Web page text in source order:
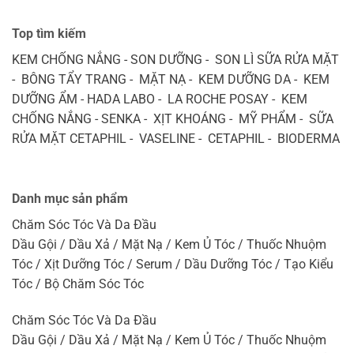
Top tìm kiếm
KEM CHỐNG NẮNG - SON DƯỠNG - SON LÌ SỮA RỬA MẶT
- BÔNG TẨY TRANG - MẶT NẠ - KEM DƯỠNG DA - KEM
DƯỠNG ẨM - HADA LABO - LA ROCHE POSAY - KEM
CHỐNG NẮNG - SENKA - XỊT KHOÁNG - MỸ PHẨM - SỮA
RỬA MẶT CETAPHIL - VASELINE - CETAPHIL - BIODERMA
Danh mục sản phẩm
Chăm Sóc Tóc Và Da Đầu
Dầu Gội / Dầu Xả / Mặt Nạ / Kem Ủ Tóc / Thuốc Nhuộm
Tóc / Xịt Dưỡng Tóc / Serum / Dầu Dưỡng Tóc / Tạo Kiểu
Tóc / Bộ Chăm Sóc Tóc
Chăm Sóc Tóc Và Da Đầu
Dầu Gội / Dầu Xả / Mặt Nạ / Kem Ủ Tóc / Thuốc Nhuộm